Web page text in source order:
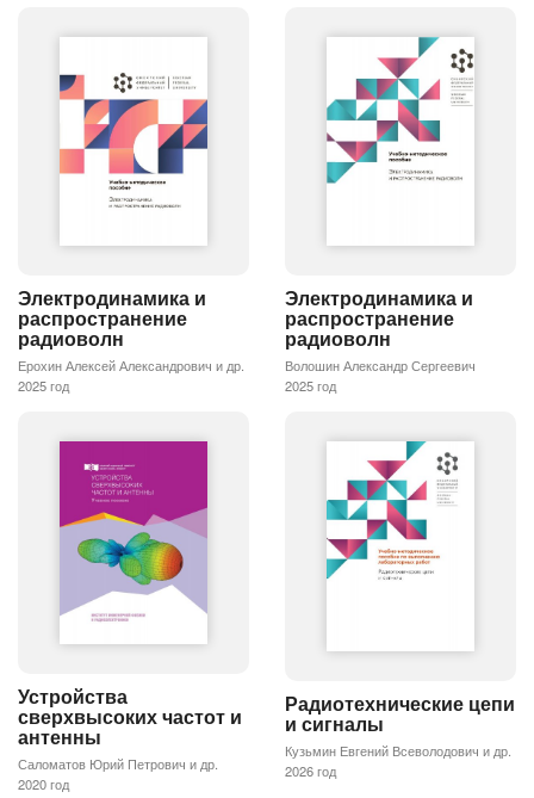
Электродинамика и
распространение
радиоволн
Ерохин Алексей Александрович и др.
2025 год
Электродинамика и
распространение
радиоволн
Волошин Александр Сергеевич
2025 год
Устройства
сверхвысоких частот и
антенны
Саломатов Юрий Петрович и др.
2020 год
Радиотехнические цепи
и сигналы
Кузьмин Евгений Всеволодович и др.
2026 год